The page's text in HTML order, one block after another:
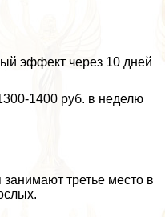
эффект через 10 дней
1400 руб. в неделю
третье место в